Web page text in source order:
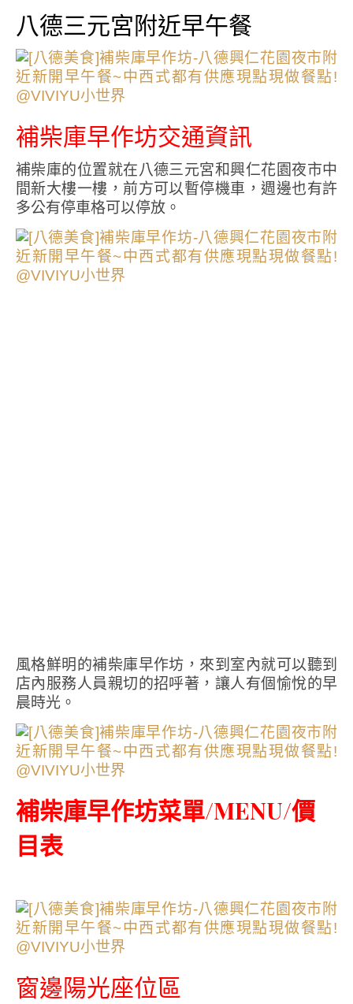
八德三元宮附近早午餐
補柴庫早作坊交通資訊
補柴庫的位置就在八德三元宮和興仁花園夜市中
間新大樓一樓，前方可以暫停機車，週邊也有許
多公有停車格可以停放。
風格鮮明的補柴庫早作坊，來到室內就可以聽到
店內服務人員親切的招呼著，讓人有個愉悅的早
晨時光。
補柴庫早作坊菜單/MENU/價
目表
窗邊陽光座位區